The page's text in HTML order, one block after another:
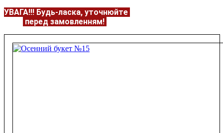
УВАГА!!! Будь-ласка, уточнюйте
перед замовленням!